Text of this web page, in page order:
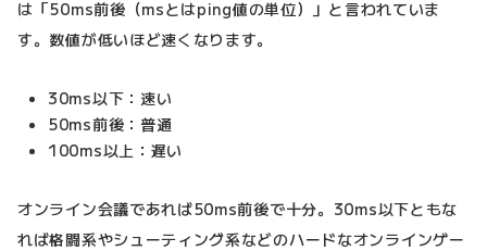
は「50ms前後（msとはping値の単位）」と言われていま
す。数値が低いほど速くなります。
30ms以下：速い
50ms前後：普通
100ms以上：遅い
オンライン会議であれば50ms前後で十分。30ms以下ともな
れば格闘系やシューティング系などのハードなオンラインゲー